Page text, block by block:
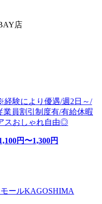
店
経験により優遇/週2日～/
員割引制度有/有給休暇
スおしゃれ自由◎
円〜1,300円
ールKAGOSHIMA